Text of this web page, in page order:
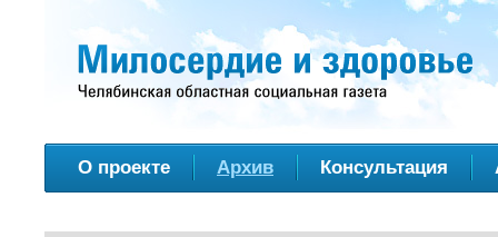
О проекте Архив Консультация